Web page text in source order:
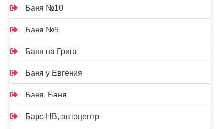
Баня №10
Баня №5
Баня на Грига
Баня у Евгения
Баня, Баня
Барс-НВ, автоцентр